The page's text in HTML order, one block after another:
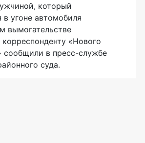
который
в угоне автомобиля
вымогательстве
«Нового
сообщили в пресс-службе
суда.